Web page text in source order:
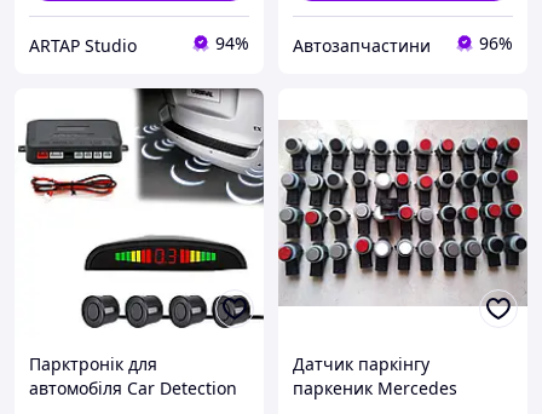
ARTAP Studio 94% Автозапчастини 96%
Парктронік для
автомобіля Car Detection
Датчик паркінгу
паркеник Mercedes